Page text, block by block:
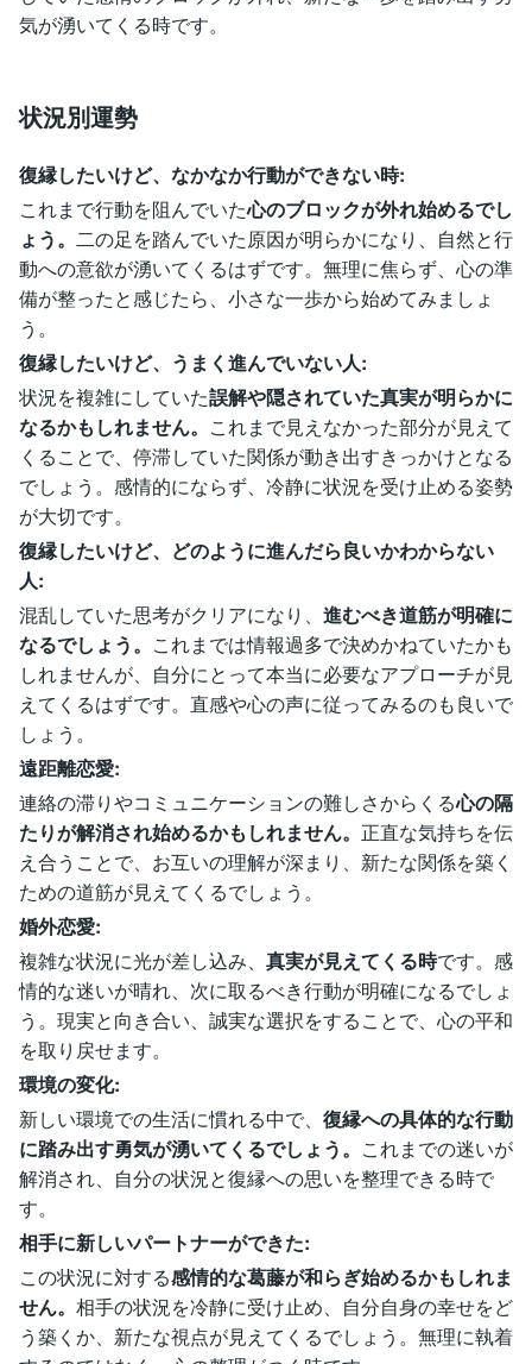
気が湧いてくる時です。
状況別運勢
復縁したいけど、なかなか行動ができない時:
これまで行動を阻んでいた心のブロックが外れ始めるでし
ょう。 二の足を踏んでいた原因が明らかになり、自然と行
動への意欲が湧いてくるはずです。無理に焦らず、心の準
備が整ったと感じたら、小さな一歩から始めてみましょ
う。
復縁したいけど、うまく進んでいない人:
状況を複雑にしていた誤解や隠されていた真実が明らかに
なるかもしれません。 これまで見えなかった部分が見えて
くることで、停滞していた関係が動き出すきっかけとなる
でしょう。感情的にならず、冷静に状況を受け止める姿勢
が大切です。
復縁したいけど、どのように進んだら良いかわからない
人:
混乱していた思考がクリアになり、 進むべき道筋が明確に
なるでしょう。 これまでは情報過多で決めかねていたかも
しれませんが、自分にとって本当に必要なアプローチが見
えてくるはずです。直感や心の声に従ってみるのも良いで
しょう。
遠距離恋愛:
連絡の滞りやコミュニケーションの難しさからくる心の隔
たりが解消され始めるかもしれません。 正直な気持ちを伝
え合うことで、お互いの理解が深まり、新たな関係を築く
ための道筋が見えてくるでしょう。
婚外恋愛:
複雑な状況に光が差し込み、 真実が見えてくる時です。感
情的な迷いが晴れ、次に取るべき行動が明確になるでしょ
う。現実と向き合い、誠実な選択をすることで、心の平和
を取り戻せます。
環境の変化:
新しい環境での生活に慣れる中で、 復縁への具体的な行動
に踏み出す勇気が湧いてくるでしょう。 これまでの迷いが
解消され、自分の状況と復縁への思いを整理できる時で
す。
相手に新しいパートナーができた:
この状況に対する感情的な葛藤が和らぎ始めるかもしれま
せん。 相手の状況を冷静に受け止め、自分自身の幸せをど
う築くか、新たな視点が見えてくるでしょう。無理に執着